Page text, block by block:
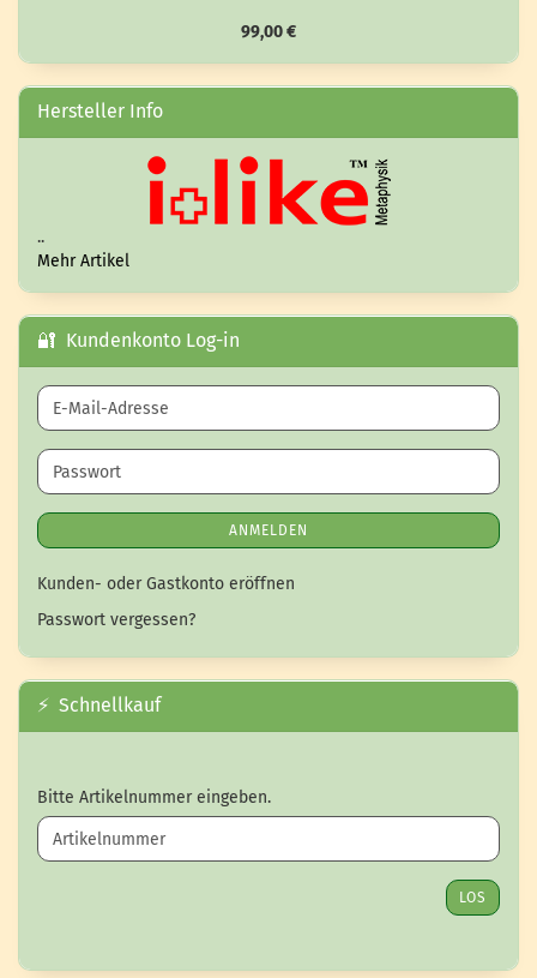
99,00 €
Hersteller Info
..
Mehr Artikel
🔐 Kundenkonto Log-in
E-Mail-Adresse
Passwort
ANMELDEN
Kunden- oder Gastkonto eröffnen
Passwort vergessen?
⚡ Schnellkauf
BITTE ARTIKELNUMMER EINGEBEN.
Bitte Artikelnummer eingeben.
LOS